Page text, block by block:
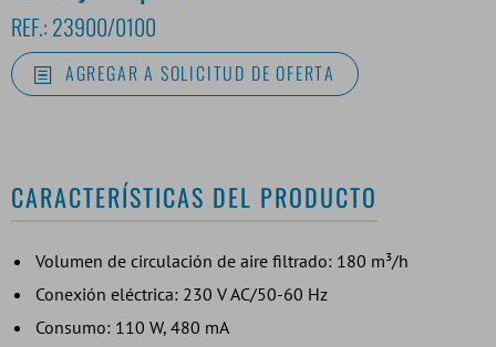
REF.: 23900/0100
AGREGAR A SOLICITUD DE OFERTA
CARACTERÍSTICAS DEL PRODUCTO
Volumen de circulación de aire filtrado: 180 m³/h
Conexión eléctrica: 230 V AC/50-60 Hz
Consumo: 110 W, 480 mA